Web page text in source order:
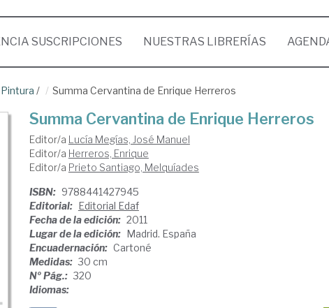
SUSCRIPCIONES NUESTRAS LIBRERÍAS
Pintura / Summa Cervantina de Enrique Herreros
Summa Cervantina de Enrique Herreros
Editor/a Lucía Megías, José Manuel
Editor/a Herreros, Enrique
Editor/a Prieto Santiago, Melquíades
ISBN: 9788441427945
Editorial: Editorial Edaf
Fecha de la edición: 2011
Lugar de la edición: Madrid. España
Encuadernación: Cartoné
Medidas: 30 cm
Nº Pág.: 320
Idiomas: